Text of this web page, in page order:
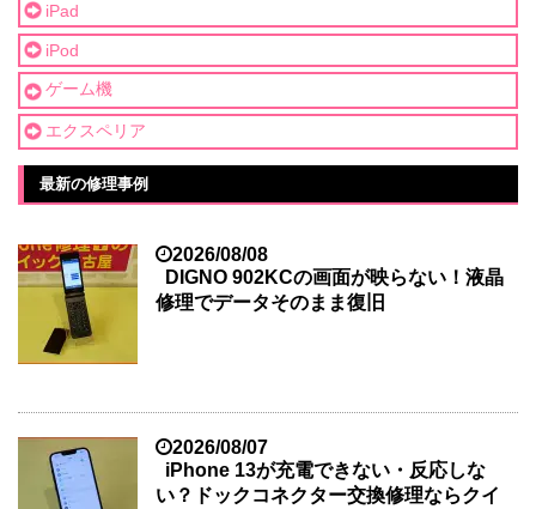
iPad
iPod
ゲーム機
エクスペリア
最新の修理事例
2026/08/08
DIGNO 902KCの画面が映らない！液晶
修理でデータそのまま復旧
2026/08/07
iPhone 13が充電できない・反応しな
い？ドックコネクター交換修理ならクイ